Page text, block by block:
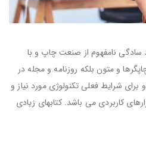
سادگی نامفهوم از صنعت چاپ و با
و متون بلکه روزنامه و مجله در
شرایط فعلی تکنولوژی مورد نیاز و
کاربردی می باشد. کتابهای زیادی